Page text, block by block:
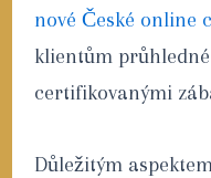
nové České online
klientům
certifikovanými
Důležitým